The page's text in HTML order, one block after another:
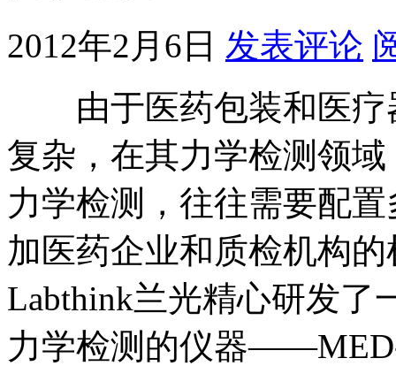
2012年2月6日 发表评论
由于医药包装和医疗
复杂，在其力学检测领
力学检测，往往需要配
加医药企业和质检机构
Labthink兰光精心研发了
力学检测的仪器